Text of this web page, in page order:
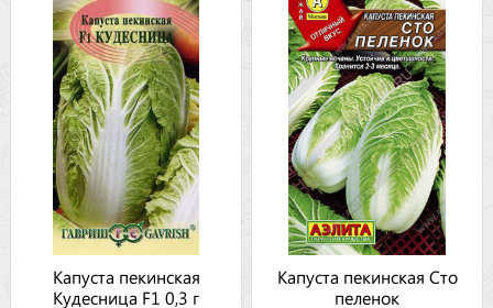
Капуста пекинская
Кудесница F1 0,3 г
Капуста пекинская Сто
пеленок